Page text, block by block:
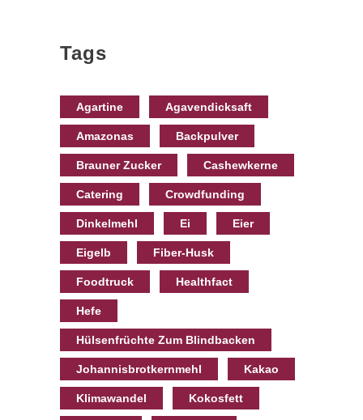
Tags
Agartine Agavendicksaft
Amazonas Backpulver
Brauner Zucker Cashewkerne
Catering Crowdfunding
Dinkelmehl Ei Eier
Eigelb Fiber-Husk
Foodtruck Healthfact
Hefe
Hülsenfrüchte Zum Blindbacken
Johannisbrotkernmehl Kakao
Klimawandel Kokosfett